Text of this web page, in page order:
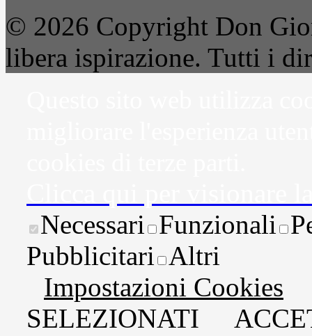
© 2026 Copyright Don
libera ispirazione. Tutti i
Necessari Funzionali
Pubblicitari Altri
Impostazioni Cookies
SELEZIONATI